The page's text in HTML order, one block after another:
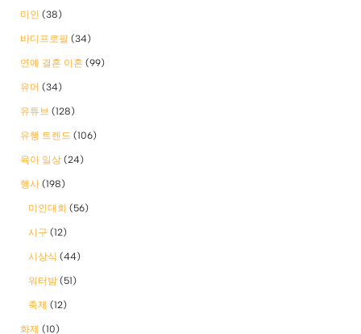
미인 (38)
바디프로필 (34)
연예 결혼 이혼 (99)
유머 (34)
유튜브 (128)
유행 트렌드 (106)
육아 일상 (24)
행사 (198)
미인대회 (56)
시구 (12)
시상식 (44)
워터밤 (51)
축제 (12)
화제 (10)